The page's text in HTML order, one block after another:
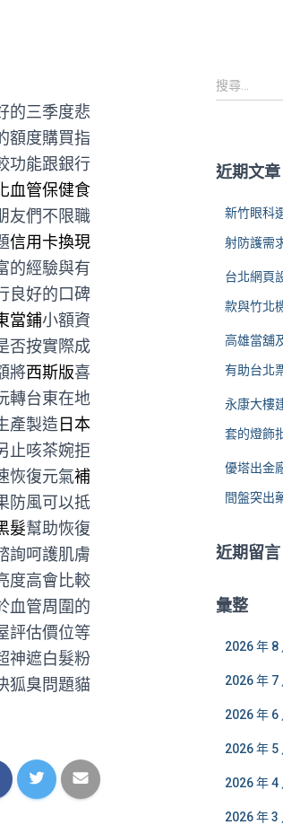
的三季度悲
額度購買指
功能跟銀行
血管保健食
友們不限職
信用卡換現
的經驗與有
良好的口碑
當鋪小額資
否按實際成
將西斯版喜
轉台東在地
產製造 日本
止咳茶婉拒
恢復元氣補
防風可以抵
髮幫助恢復
詢呵護肌膚
度高會比較
血管周圍的
評估價位等
神遮白髮粉
狐臭問題貓
搜
尋
:
搜尋...
近期文章
新竹眼科
射防護需
台北網頁
款與竹北
高雄當舖
有助台北
永康大樓
套的燈飾
優塔出金
間盤突出
近期留言
彙整
2026 年 8
2026 年 7
2026 年 6
2026 年 5
2026 年 4
2026 年 3